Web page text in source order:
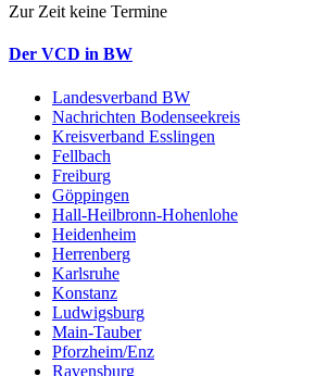
Zur Zeit keine Termine
Der VCD in BW
Landesverband BW
Nachrichten Bodenseekreis
Kreisverband Esslingen
Fellbach
Freiburg
Göppingen
Hall-Heilbronn-Hohenlohe
Heidenheim
Herrenberg
Karlsruhe
Konstanz
Ludwigsburg
Main-Tauber
Pforzheim/Enz
Ravensburg